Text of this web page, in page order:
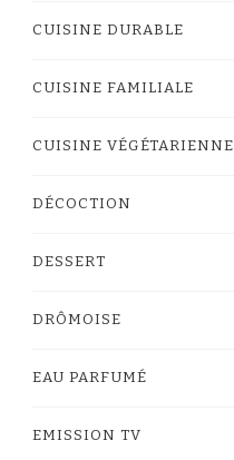
CUISINE DURABLE
CUISINE FAMILIALE
CUISINE VÉGÉTARIENNE
DÉCOCTION
DESSERT
DRÔMOISE
EAU PARFUMÉ
EMISSION TV